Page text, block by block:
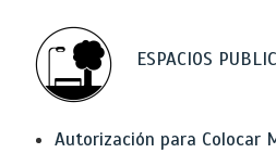
ESPACIOS
Autorización para Colocar